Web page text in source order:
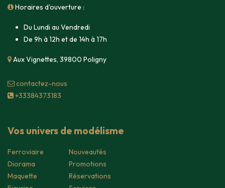
Horaires d'ouverture :
Du Lundi au Vendredi
De 9h à 12h et de 14h à 17h
Aux Vignettes, 39800 Poligny
contacte​z-nous
+33384373183
Vos univers de modélisme
Ferroviaire
Diorama
Maquette
Nouveautés
Promotions
Réservations